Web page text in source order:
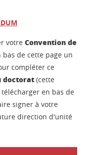
votre Convention de
bas de cette page un
compléter ce
doctorat (cette
en bas de
signer à votre
direction d'unité